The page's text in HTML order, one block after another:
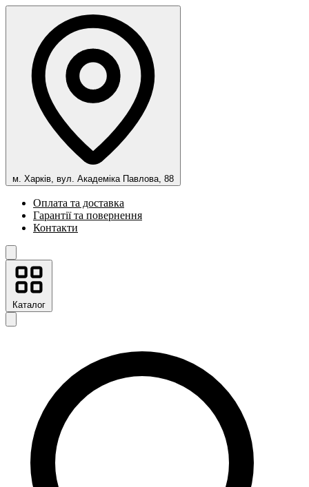
м. Харків, вул. Академіка Павлова, 88
Оплата та доставка
Гарантії та повернення
Контакти
Каталог